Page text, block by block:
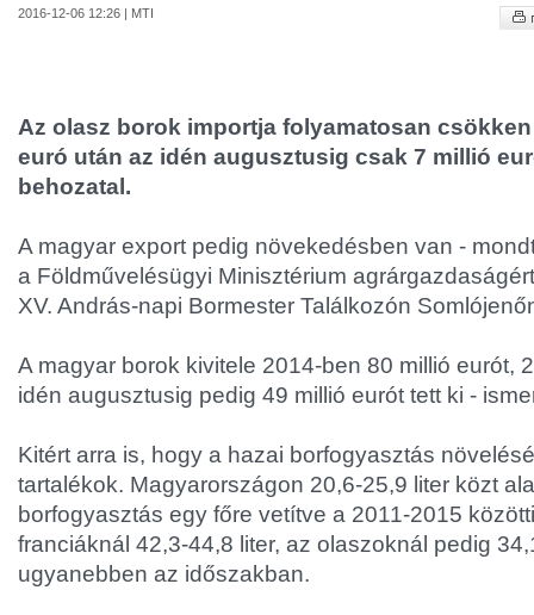
2016-12-06 12:26 | MTI
Az olasz borok importja folyamatosan csökken
euró után az idén augusztusig csak 7 millió
behozatal.
A magyar export pedig növekedésben van -
a Földművelésügyi Minisztérium
XV. András-napi Bormester Találkozón
A magyar borok kivitele 2014-ben 80 millió eurót,
idén augusztusig pedig 49 millió eurót tett ki -
Kitért arra is, hogy a hazai borfogyasztás
tartalékok. Magyarországon 20,6-25,9 liter közt
borfogyasztás egy főre vetítve a 2011-2015
franciáknál 42,3-44,8 liter, az olaszoknál pedig
ugyanebben az időszakban.